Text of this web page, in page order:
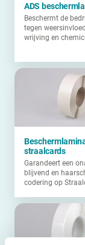
ADS
Beschermt de
tegen
wrijving en
straalcards
Garandeert een
blijvend en
codering op